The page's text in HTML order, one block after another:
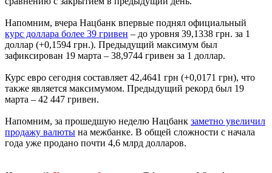
Напомним, вчера Нацбанк впервые поднял официальный
курс доллара более 39 гривен – до уровня 39,1338 грн. за 1
доллар (+0,1594 грн.). Предыдущий максимум был
зафиксирован 19 марта – 38,9744 гривен за 1 доллар.
Курс евро сегодня составляет 42,4641 грн (+0,0171 грн), что
также является максимумом. Предыдущий рекорд был 19
марта – 42 447 гривен.
Напомним, за прошедшую неделю Нацбанк заметно увеличил
продажу валюты на межбанке. В общей сложности с начала
года уже продано почти 4,6 млрд долларов.